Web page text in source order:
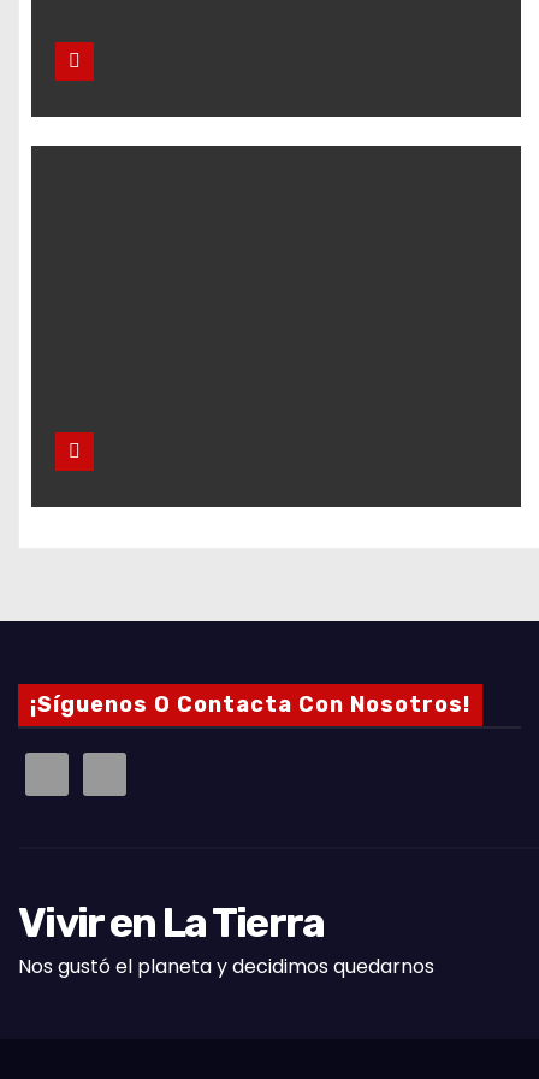
¡Síguenos O Contacta Con Nosotros!
Vivir en La Tierra
Nos gustó el planeta y decidimos quedarnos